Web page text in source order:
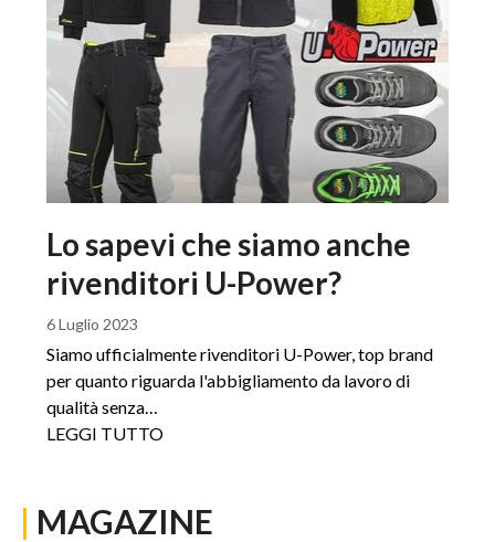
Lo sapevi che siamo anche
rivenditori U-Power?
6 Luglio 2023
Siamo ufficialmente rivenditori U-Power, top brand
per quanto riguarda l'abbigliamento da lavoro di
qualità senza…
LEGGI TUTTO
| MAGAZINE